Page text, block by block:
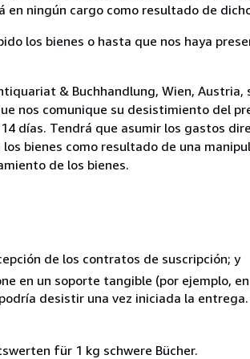
ningún cargo como resultado de
los bienes o hasta que nos haya
& Buchhandlung, Wien,
nos comunique su desistimiento del
días. Tendrá que asumir los gastos
bienes como resultado de una
de los bienes.
de los contratos de suscripción; y
en un soporte tangible (por ejemplo, en
desistir una vez iniciada la entrega.
für 1 kg schwere Bücher.